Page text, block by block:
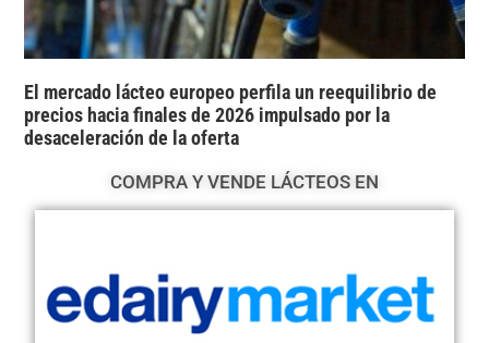
El mercado lácteo europeo perfila un reequilibrio de
precios hacia finales de 2026 impulsado por la
desaceleración de la oferta
COMPRA Y VENDE LÁCTEOS EN